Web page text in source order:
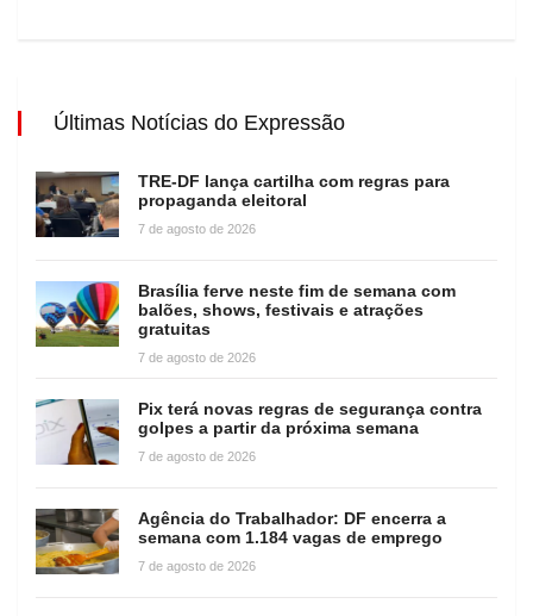
Últimas Notícias do Expressão
TRE-DF lança cartilha com regras para
propaganda eleitoral
7 de agosto de 2026
Brasília ferve neste fim de semana com
balões, shows, festivais e atrações
gratuitas
7 de agosto de 2026
Pix terá novas regras de segurança contra
golpes a partir da próxima semana
7 de agosto de 2026
Agência do Trabalhador: DF encerra a
semana com 1.184 vagas de emprego
7 de agosto de 2026